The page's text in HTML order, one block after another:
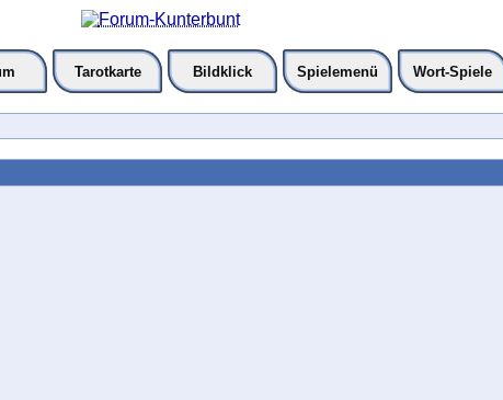
Tarotkarte Bildklick Spielemenü Wort-Spiele